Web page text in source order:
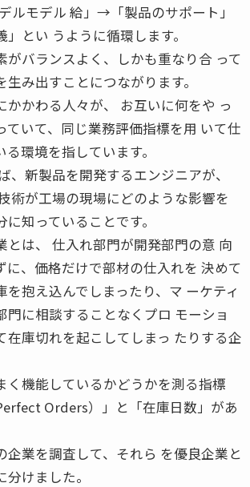
ルモデル 給」→「製品のサポート」
とい うように循環します。
バランスよく、しかも重なり合 って
み出すことにつながります。
かかわる人々が、 お互いに何をや っ
ていて、同じ業務評価指標を用 いて仕
環境を指しています。
、新製品を開発するエンジニアが、
術が工場の現場にどのような影響を
知っていることです。
は、 仕入れ部門が開発部門の意 向
に、価格だけで部材の仕入れを 決めて
を抱え込んでしまったり、マ ーケティ
門に相談することなくプロ モーショ
在庫切れを起こしてしまっ たりする企
機能しているかどうかを測る指標
Orders）」と「在庫日数」があ
企業を調査して、それら を優良企業と
けました。